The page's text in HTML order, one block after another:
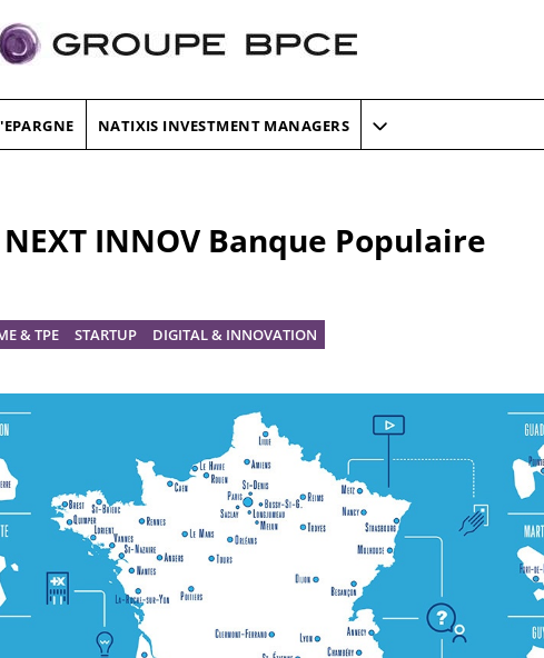
NATIXIS INVESTMENT MANAGERS
INNOV Banque Populaire
& TPE STARTUP DIGITAL & INNOVATION